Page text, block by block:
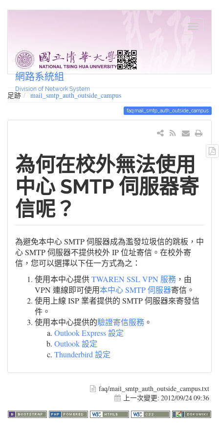
網路系統組
Division of Network System
足跡 mail_smtp_auth_outside_campus
faq:mail_smtp_auth_outside_campus
為何在校外無法使用
中心 SMTP 伺服器寄
信呢？
為避免本中心 SMTP 伺服器成為濫發垃圾信的跳板，中
心 SMTP 伺服器不提供校外 IP 位址寄信。在校外寄
信，您可以選擇以下任一方式為之：
使用本中心提供TWAREN SSL VPN 服務 ，由
VPN 連線即可使用本中心 SMTP 伺服器寄信。
使用上線 ISP 業者提供的 SMTP 伺服器來寄發信
件。
使用本中心提供的驗證寄信服務 。
Outlook Express 設定
Outlook 設定
Thunderbird 設定
faq/mail_smtp_auth_outside_campus.txt
上一次變更: 2012/09/24 09:36